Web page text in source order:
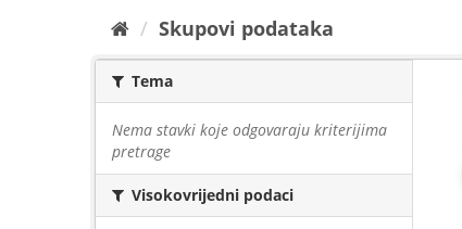
Skupovi podаtаkа
Tema
Nema stavki koje odgovaraju kriterijima
pretrage
Visokovrijedni podaci